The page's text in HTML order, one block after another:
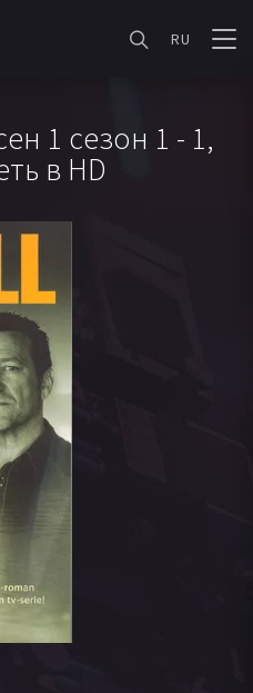
RU
1 сезон 1 - 1,
в HD